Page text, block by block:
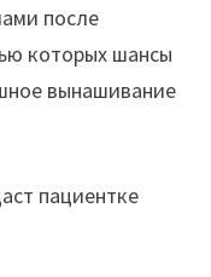
после
которых шансы
вынашивание
пациентке